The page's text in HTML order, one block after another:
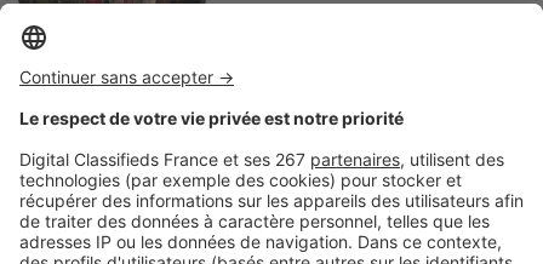
Image
Réglementations
Arrosage, piscine, lavage de
voiture : quelles restrictions d'eau
près de chez vous ?
Image
Réglementations